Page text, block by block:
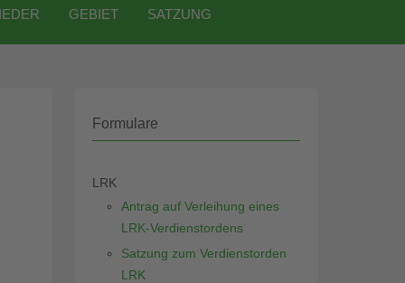
GEBIET SATZUNG
Formulare
LRK
Antrag auf Verleihung eines
LRK-Verdienstordens
Satzung zum Verdienstorden
LRK